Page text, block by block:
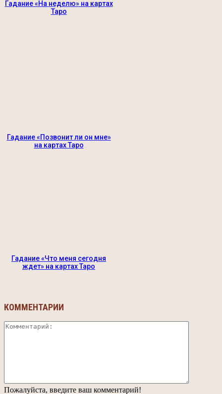
Гадание «На неделю» на картах
Таро
Гадание «Позвонит ли он мне»
на картах Таро
Гадание «Что меня сегодня
ждет» на картах Таро
КОММЕНТАРИИ
Пожалуйста, введите ваш комментарий!